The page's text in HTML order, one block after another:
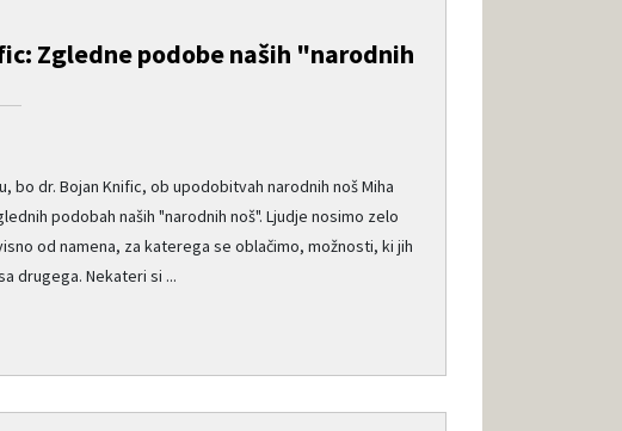
Zgledne podobe naših "narodnih
bo dr. Bojan Knific, ob upodobitvah narodnih noš Miha
podobah naših "narodnih noš". Ljudje nosimo zelo
od namena, za katerega se oblačimo, možnosti, ki jih
drugega. Nekateri si ...